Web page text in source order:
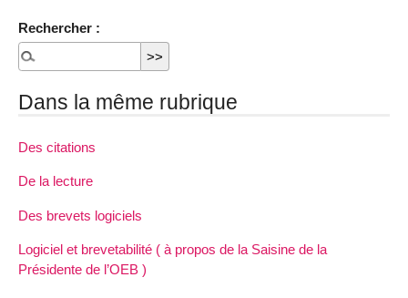
Rechercher :
Dans la même rubrique
Des citations
De la lecture
Des brevets logiciels
Logiciel et brevetabilité ( à propos de la Saisine de la
Présidente de l’OEB )